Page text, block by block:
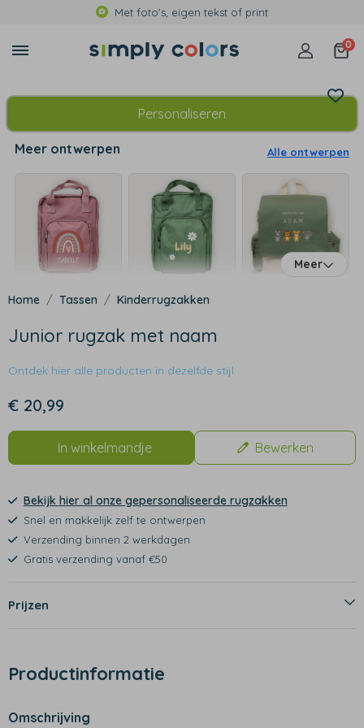
Met foto's, eigen tekst of print
0
Personaliseren
Meer ontwerpen Alle ontwerpen
Meer
Tassen Kinderrugzakken
Junior rugzak met naam
Ontdek hier alle producten in dezelfde stijl
€ 20,99
In winkelmandje Bewerken
Bekijk hier al onze gepersonaliseerde rugzakken
Snel en makkelijk zelf te ontwerpen
Verzending binnen 2 werkdagen
Gratis verzending vanaf €50
Prijzen
Productinformatie
Omschrijving